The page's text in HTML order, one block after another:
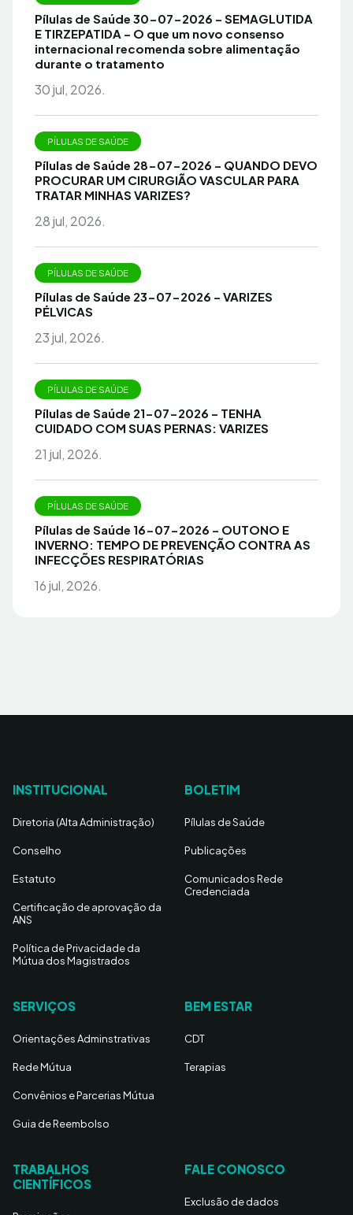
Pílulas de Saúde 30-07-2026 – SEMAGLUTIDA
E TIRZEPATIDA – O que um novo consenso
internacional recomenda sobre alimentação
durante o tratamento
30 jul, 2026.
PÍLULAS DE SAÚDE
Pílulas de Saúde 28-07-2026 – QUANDO DEVO
PROCURAR UM CIRURGIÃO VASCULAR PARA
TRATAR MINHAS VARIZES?
28 jul, 2026.
PÍLULAS DE SAÚDE
Pílulas de Saúde 23-07-2026 – VARIZES
PÉLVICAS
23 jul, 2026.
PÍLULAS DE SAÚDE
Pílulas de Saúde 21-07-2026 – TENHA
CUIDADO COM SUAS PERNAS: VARIZES
21 jul, 2026.
PÍLULAS DE SAÚDE
Pílulas de Saúde 16-07-2026 – OUTONO E
INVERNO: TEMPO DE PREVENÇÃO CONTRA AS
INFECÇÕES RESPIRATÓRIAS
16 jul, 2026.
INSTITUCIONAL
Diretoria (Alta Administração)
Conselho
Estatuto
Certificação de aprovação da
ANS
Política de Privacidade da
Mútua dos Magistrados
BOLETIM
Pílulas de Saúde
Publicações
Comunicados Rede
Credenciada
SERVIÇOS
Orientações Adminstrativas
Rede Mútua
Convênios e Parcerias Mútua
Guia de Reembolso
BEM ESTAR
CDT
Terapias
TRABALHOS
CIENTÍFICOS
FALE CONOSCO
Exclusão de dados